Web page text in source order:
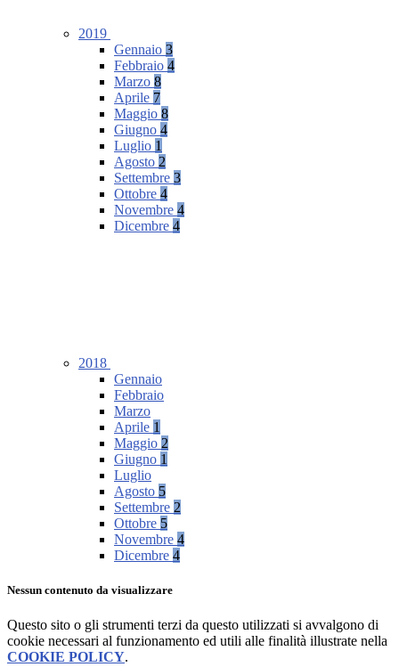
2019
Gennaio 3
Febbraio 4
Marzo 8
Aprile 7
Maggio 8
Giugno 4
Luglio 1
Agosto 2
Settembre 3
Ottobre 4
Novembre 4
Dicembre 4
2018
Gennaio
Febbraio
Marzo
Aprile 1
Maggio 2
Giugno 1
Luglio
Agosto 5
Settembre 2
Ottobre 5
Novembre 4
Dicembre 4
Nessun contenuto da visualizzare
Questo sito o gli strumenti terzi da questo utilizzati si avvalgono di
cookie necessari al funzionamento ed utili alle finalità illustrate nella
COOKIE POLICY.